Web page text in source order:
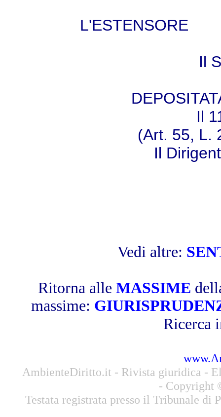
Il
Il
(Art. 55, L.
Il
Vedi altre:
Ritorna alle MASSIME
massime:
Ricerca
AmbienteDiritto.it - Rivista giuridica -
- Copyright
Testata registrata presso il Tribunale di